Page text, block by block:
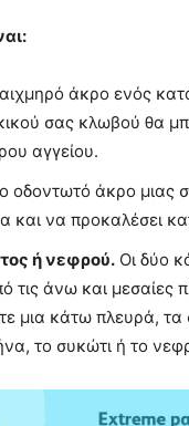
άκρο ενός
σας κλωβού θα
αγγείου.
οδοντωτό άκρο μιας
και να προκαλέσει
ή νεφρού. Οι δύο
τις άνω και μεσαίες
μια κάτω πλευρά,
το συκώτι ή το